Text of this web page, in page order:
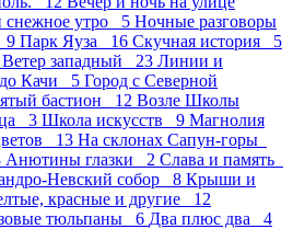
снежное утро 5 Ночные разговоры
9 Парк Яуза 16 Скучная история 5
Ветер западный 23 Линии и
Качи 5 Город с Северной
бастион 12 Возле Школы
3 Школа искусств 9 Магнолия
13 На склонах Сапун-горы
Анютины глазки 2 Слава и память
Невский собор 8 Крыши и
красные и другие 12
тюльпаны 6 Два плюс два 4